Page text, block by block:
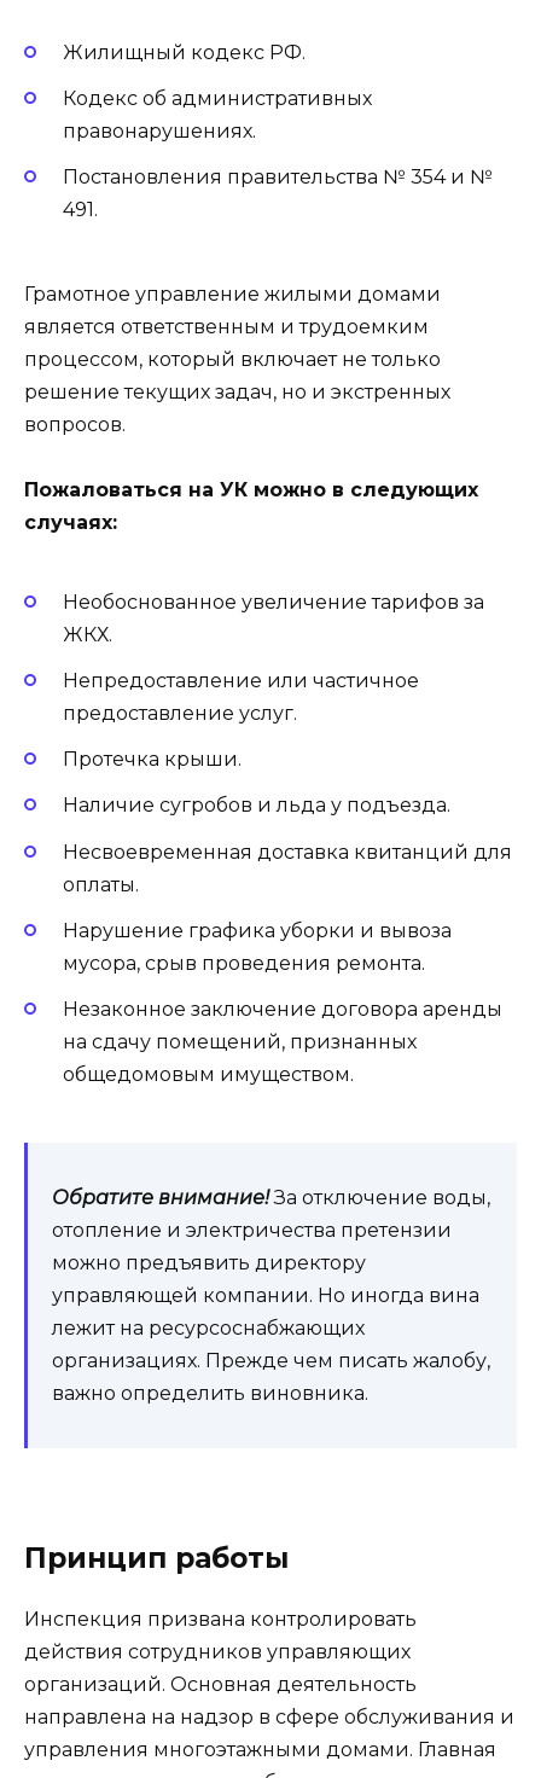
Жилищный кодекс РФ.
Кодекс об административных
правонарушениях.
Постановления правительства № 354 и №
491.
Грамотное управление жилыми домами
является ответственным и трудоемким
процессом, который включает не только
решение текущих задач, но и экстренных
вопросов.
Пожаловаться на УК можно в следующих
случаях:
Необоснованное увеличение тарифов за
ЖКХ.
Непредоставление или частичное
предоставление услуг.
Протечка крыши.
Наличие сугробов и льда у подъезда.
Несвоевременная доставка квитанций для
оплаты.
Нарушение графика уборки и вывоза
мусора, срыв проведения ремонта.
Незаконное заключение договора аренды
на сдачу помещений, признанных
общедомовым имуществом.
Обратите внимание!За отключение воды,
отопление и электричества претензии
можно предъявить директору
управляющей компании. Но иногда вина
лежит на ресурсоснабжающих
организациях. Прежде чем писать жалобу,
важно определить виновника.
Принцип работы
Инспекция призвана контролировать
действия сотрудников управляющих
организаций. Основная деятельность
направлена на надзор в сфере обслуживания и
управления многоэтажными домами. Главная